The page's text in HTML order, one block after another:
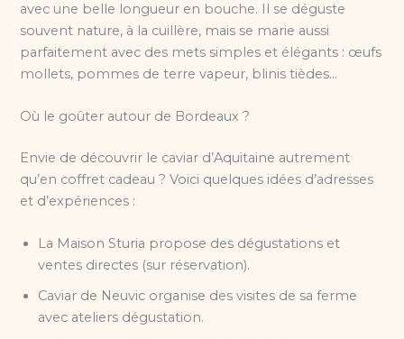
avec une belle longueur en bouche. Il se déguste
souvent nature, à la cuillère, mais se marie aussi
parfaitement avec des mets simples et élégants : œufs
mollets, pommes de terre vapeur, blinis tièdes…
Où le goûter autour de Bordeaux ?
Envie de découvrir le caviar d’Aquitaine autrement
qu’en coffret cadeau ? Voici quelques idées d’adresses
et d’expériences :
La Maison Sturia propose des dégustations et
ventes directes (sur réservation).
Caviar de Neuvic organise des visites de sa ferme
avec ateliers dégustation.